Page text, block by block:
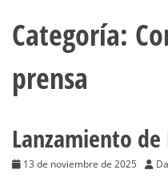
Categoría:
prensa
Lanzamiento
13 de noviembre de 2025